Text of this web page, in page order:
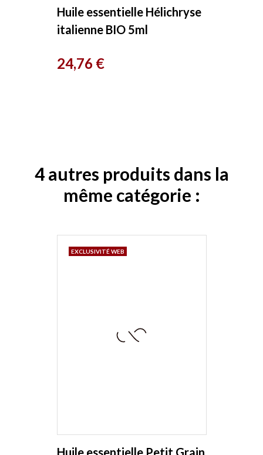
Huile essentielle Hélichryse
italienne BIO 5ml
Prix
24,76 €
4 autres produits dans la
même catégorie :
Huile essentielle Petit Grain
EXCLUSIVITÉ WEB